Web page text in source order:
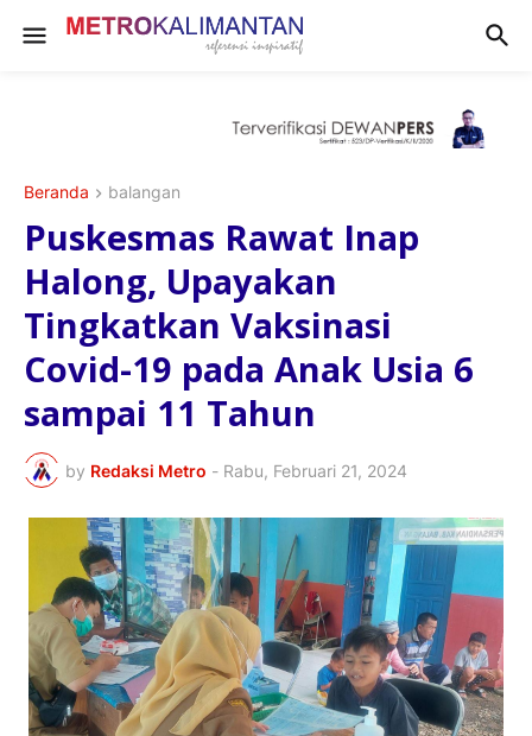
Beranda balangan
Puskesmas Rawat Inap
Halong, Upayakan
Tingkatkan Vaksinasi
Covid-19 pada Anak Usia 6
sampai 11 Tahun
by Redaksi Metro - Rabu, Februari 21, 2024